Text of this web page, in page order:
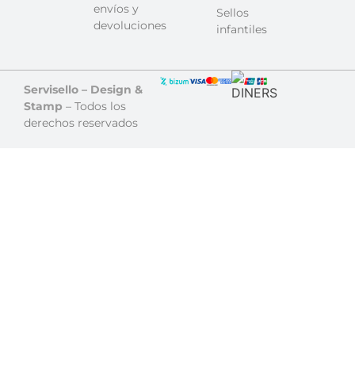
envíos y
devoluciones
Sellos
infantiles
Servisello – Design &
Stamp – Todos los
derechos reservados